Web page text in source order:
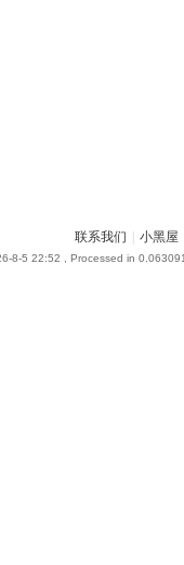
联系我们 小黑屋
8-5 22:52 , Processed in